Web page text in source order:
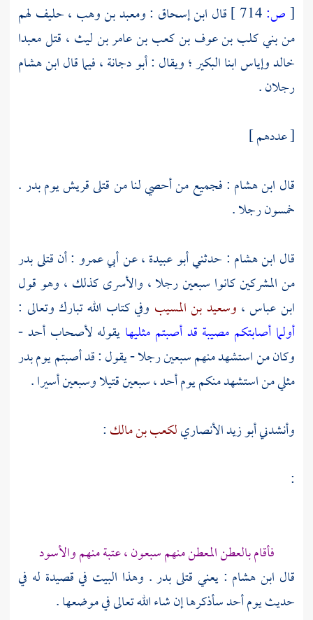
[ص: قال ابن إسحاق :ومعبد بن وهب ، حليف لهم
منبني كلب بن عوف بن كعب بن عامر بن ليث ، قتلمعبدا
خالدوإياسابنا البكير ؛ ويقال :أبو دجانة، فيما قالابن هشام
رجلان .
[ عددهم ]
قال ابن هشام : فجميع من أحصي لنا من قتلىقريشيوم بدر .
خمسون رجلا .
قال ابن هشام : حدثنيأبو عبيدة، عنأبي عمرو : أن قتلى بدر
من المشركين كانوا سبعين رجلا ، والأسرى كذلك ، وهو قول
ابن عباس ، وسعيد بن المسيب وفي كتاب الله تبارك وتعالى :
أولما أصابتكم مصيبة قد أصبتم مثليها يقوله لأصحاب أحد -
وكان من استشهد منهم سبعين رجلا - يقول : قد أصبتم يوم بدر
مثلي من استشهد منكم يوم أحد ، سبعين قتيلا وسبعين أسيرا .
وأنشدنيأبو زيد الأنصاريلكعب بن مالك:
:
فأقام بالعطن المعطن منهم سبعون ،عتبةمنهموالأسود
قال ابن هشام : يعني قتلى بدر . وهذا البيت في قصيدة له في
حديث يوم أحد سأذكرها إن شاء الله تعالى في موضعها .